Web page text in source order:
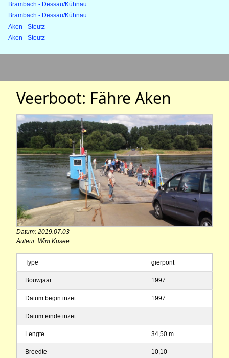
Brambach - Dessau/Kühnau
Brambach - Dessau/Kühnau
Aken - Steutz
Aken - Steutz
Veerboot: Fähre Aken
Datum: 2019.07.03
Auteur: Wim Kusee
Type gierpont
Bouwjaar 1997
Datum begin inzet 1997
Datum einde inzet
Lengte 34,50 m
Breedte 10,10